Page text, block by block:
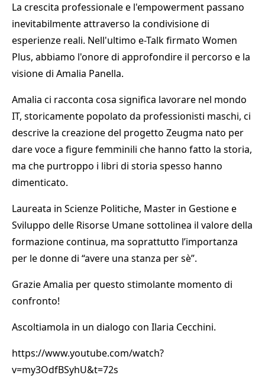
La crescita professionale e l'empowerment passano
inevitabilmente attraverso la condivisione di
esperienze reali. Nell'ultimo e-Talk firmato Women
Plus, abbiamo l'onore di approfondire il percorso e la
visione di Amalia Panella.
Amalia ci racconta cosa significa lavorare nel mondo
IT, storicamente popolato da professionisti maschi, ci
descrive la creazione del progetto Zeugma nato per
dare voce a figure femminili che hanno fatto la storia,
ma che purtroppo i libri di storia spesso hanno
dimenticato.
Laureata in Scienze Politiche, Master in Gestione e
Sviluppo delle Risorse Umane sottolinea il valore della
formazione continua, ma soprattutto l’importanza
per le donne di “avere una stanza per sè”.
Grazie Amalia per questo stimolante momento di
confronto!
Ascoltiamola in un dialogo con Ilaria Cecchini.
https://www.youtube.com/watch?
v=my3OdfBSyhU&t=72s